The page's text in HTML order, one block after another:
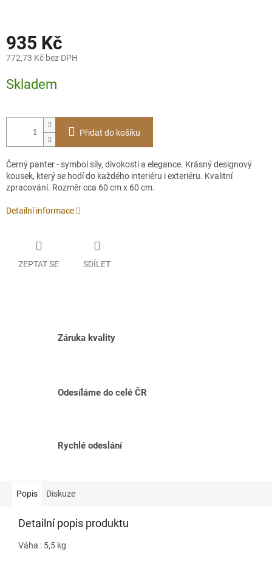
935 Kč
772,73 Kč bez DPH
cena:
Skladem
Přidat do košíku
Černý panter - symbol síly, divokosti a elegance. Krásný designový
kousek, který se hodí do každého interiéru i exteriéru. Kvalitní
zpracování. Rozměr cca 60 cm x 60 cm.
Detailní informace
ZEPTAT SE SDÍLET
Záruka kvality
Odesíláme do celé ČR
Rychlé odeslání
Popis Diskuze
Detailní popis produktu
Váha : 5,5 kg